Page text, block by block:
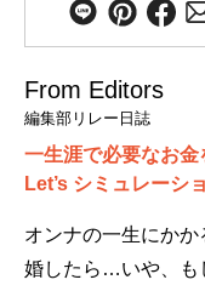
From Editors
編集部リレー日誌
一生涯で必要なお金
Let’s シミュレーシ
オンナの一生にか
婚したら…いや、も